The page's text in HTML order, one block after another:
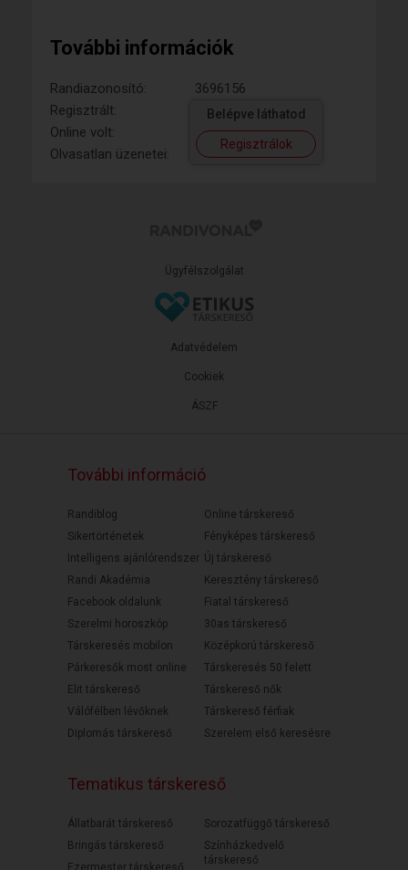
További információk
Randiazonosító:
3696156
Regisztrált:
Online volt:
Olvasatlan üzenetei:
Belépve láthatod
Regisztrálok
Ügyfélszolgálat
ÁSZF
Adatvédelem
Cookiek
További információ
Randiblog
Sikertörténetek
Intelligens ajánlórendszer
Randi Akadémia
Facebook oldalunk
Szerelmi horoszkóp
Társkeresés mobilon
Párkeresők most online
Elit társkereső
Válófélben lévőknek
Diplomás társkereső
Online társkereső
Fényképes társkereső
Új társkereső
Keresztény társkereső
Fiatal társkereső
30as társkereső
Középkorú társkereső
Társkeresés 50 felett
Társkereső nők
Társkereső férfiak
Szerelem első keresésre
Tematikus társkereső
Állatbarát társkereső
Bringás társkereső
Ezermester társkereső
Sorozatfüggő társkereső
Színházkedvelő
társkereső